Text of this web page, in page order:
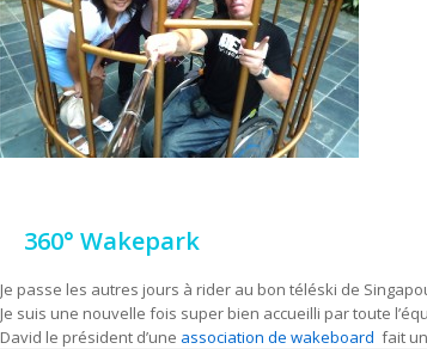
360° Wakepark
Je passe les autres jours à rider au bon téléski de
Je suis une nouvelle fois super bien accueilli par toute
David le président d’une association de wakeboard fait